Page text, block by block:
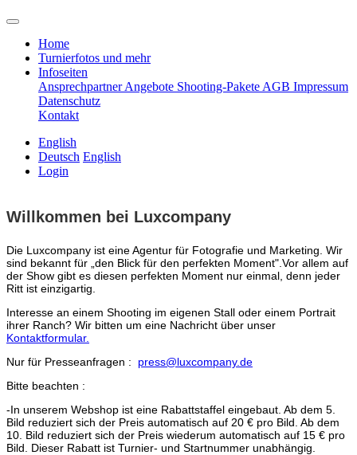
Home
Turnierfotos und mehr
Infoseiten
AnsprechpartnerAngebote Shooting-Pakete AGB Impressum
Datenschutz
Kontakt
English
Deutsch English
Login
Willkommen bei Luxcompany
Die Luxcompany ist eine Agentur für Fotografie und Marketing. Wir
sind bekannt für „den Blick für den perfekten Moment".Vor allem auf
der Show gibt es diesen perfekten Moment nur einmal, denn jeder
Ritt ist einzigartig.
Interesse an einem Shooting im eigenen Stall oder einem Portrait
ihrer Ranch? Wir bitten um eine Nachricht über unser
Kontaktformular.
Nur für Presseanfragen : press@luxcompany.de
Bitte beachten :
-In unserem Webshop ist eine Rabattstaffel eingebaut. Ab dem 5.
Bild reduziert sich der Preis automatisch auf 20 € pro Bild. Ab dem
10. Bild reduziert sich der Preis wiederum automatisch auf 15 € pro
Bild. Dieser Rabatt ist Turnier- und Startnummer unabhängig.